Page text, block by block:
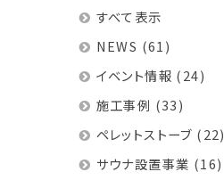
すべて表示
NEWS (61)
イベント情報 (24)
施工事例 (33)
ペレットストーブ (22)
サウナ設置事業 (16)